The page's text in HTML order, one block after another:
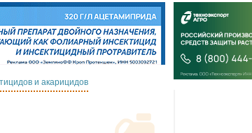
и акарицидов